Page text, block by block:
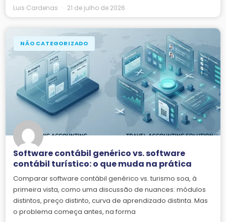
Luis Cardenas 21 de julho de 2026
NÃO CATEGORIZADO
Software contábil genérico vs. software
contábil turístico: o que muda na prática
Comparar software contábil genérico vs. turismo soa, à
primeira vista, como uma discussão de nuances: módulos
distintos, preço distinto, curva de aprendizado distinta. Mas
o problema começa antes, na forma